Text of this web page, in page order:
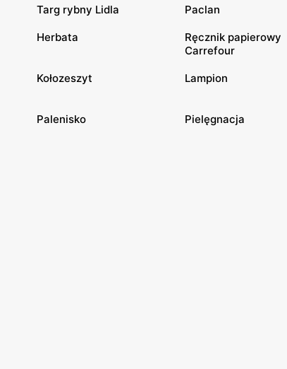
Targ rybny Lidla Paclan
Herbata
Ręcznik papierowy
Carrefour
Kołozeszyt Lampion
Palenisko Pielęgnacja